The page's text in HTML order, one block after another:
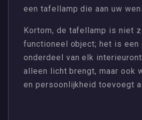
een tafellamp die aan uw
Kortom, de tafellamp is niet
functioneel object; het is een
onderdeel van elk
alleen licht brengt, maar ook
en persoonlijkheid toevoegt